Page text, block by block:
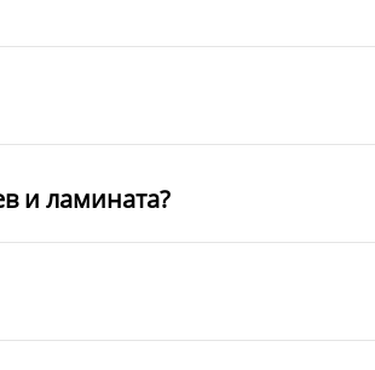
и ламината?